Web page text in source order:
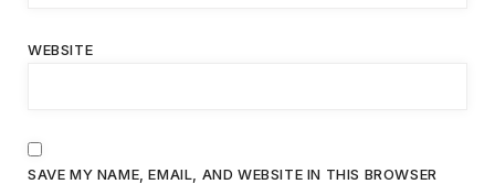
WEBSITE
SAVE MY NAME, EMAIL, AND WEBSITE IN THIS BROWSER